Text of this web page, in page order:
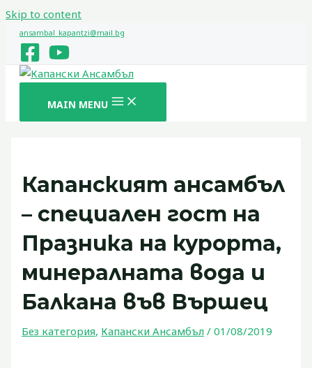
Skip to content
ansambal_kapantzi@mail.bg
MAIN MENU
Капанският ансамбъл
– специален гост на
Празника на курорта,
минералната вода и
Балкана във Вършец
Без категория, Капански Ансамбъл /01/08/2019